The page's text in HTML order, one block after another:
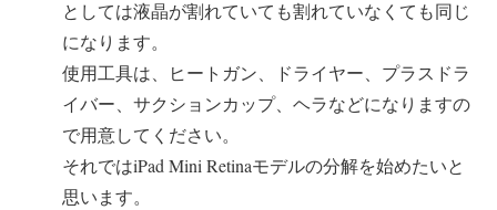
としては液晶が割れていても割れていなくても同じ
になります。
使用工具は、ヒートガン、ドライヤー、プラスドラ
イバー、サクションカップ、ヘラなどになりますの
で用意してください。
それではiPad Mini Retinaモデルの分解を始めたいと
思います。